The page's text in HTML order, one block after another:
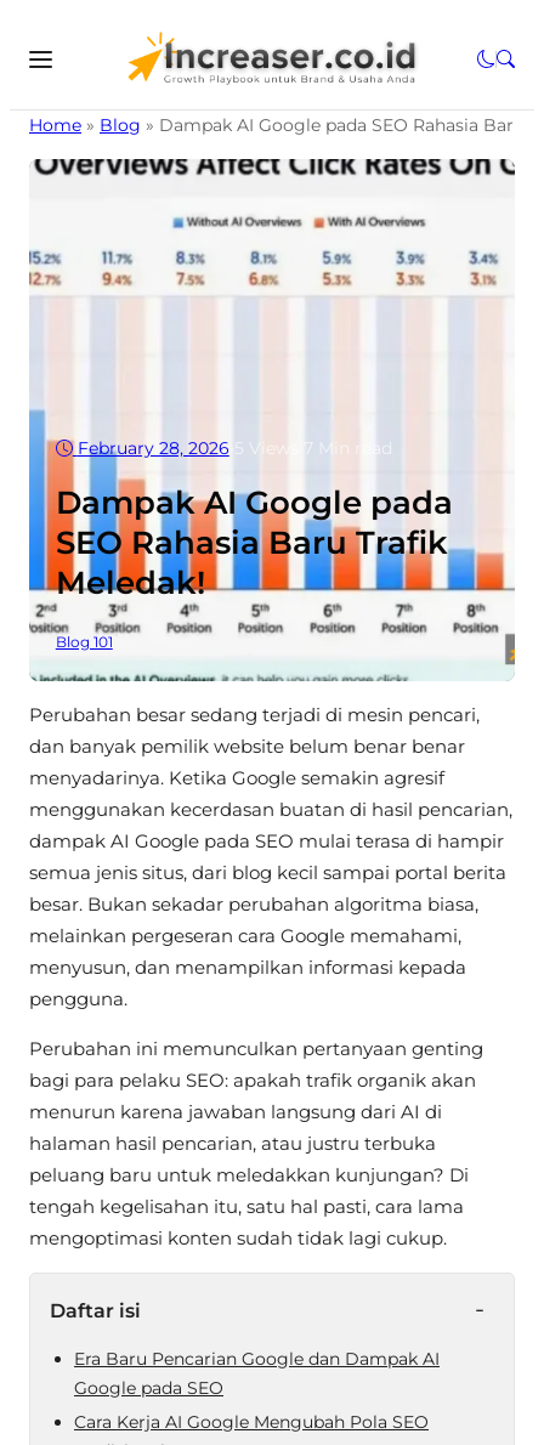
Home » Blog » Dampak AI Google pada SEO Rahasia Baru
February 28, 2026 5 Views 7 Min read
Dampak AI Google pada
SEO Rahasia Baru Trafik
Meledak!
Blog 101
Perubahan besar sedang terjadi di mesin pencari,
dan banyak pemilik website belum benar benar
menyadarinya. Ketika Google semakin agresif
menggunakan kecerdasan buatan di hasil pencarian,
dampak AI Google pada SEO mulai terasa di hampir
semua jenis situs, dari blog kecil sampai portal berita
besar. Bukan sekadar perubahan algoritma biasa,
melainkan pergeseran cara Google memahami,
menyusun, dan menampilkan informasi kepada
pengguna.
Perubahan ini memunculkan pertanyaan genting
bagi para pelaku SEO: apakah trafik organik akan
menurun karena jawaban langsung dari AI di
halaman hasil pencarian, atau justru terbuka
peluang baru untuk meledakkan kunjungan? Di
tengah kegelisahan itu, satu hal pasti, cara lama
mengoptimasi konten sudah tidak lagi cukup.
Daftar isi -
Era Baru Pencarian Google dan Dampak AI
Google pada SEO
Cara Kerja AI Google Mengubah Pola SEO